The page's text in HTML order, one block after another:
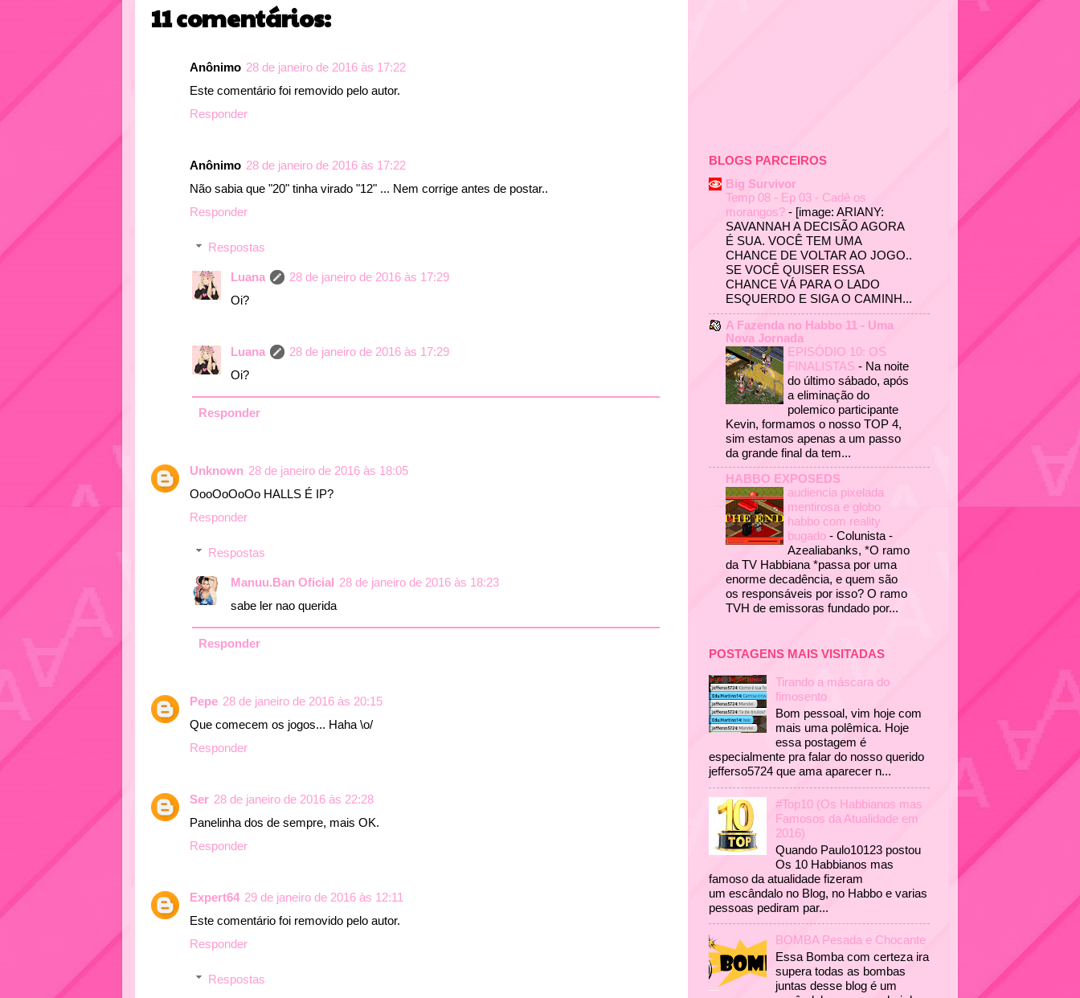
11 comentários:
Anônimo 28 de janeiro de 2016 às 17:22
Este comentário foi removido pelo autor.
Responder
Anônimo 28 de janeiro de 2016 às 17:22
Não sabia que "20" tinha virado "12" ... Nem corrige antes de postar..
Responder
Respostas
Luana
28 de janeiro de 2016 às 17:29
Oi?
Luana
28 de janeiro de 2016 às 17:29
Oi?
Responder
Unknown 28 de janeiro de 2016 às 18:05
OooOoOoOo HALLS É IP?
Responder
Respostas
Manuu.Ban Oficial 28 de janeiro de 2016 às 18:23
sabe ler nao querida
Responder
Pepe 28 de janeiro de 2016 às 20:15
Que comecem os jogos... Haha \o/
Responder
Ser 28 de janeiro de 2016 às 22:28
Panelinha dos de sempre, mais OK.
Responder
Expert64 29 de janeiro de 2016 às 12:11
Este comentário foi removido pelo autor.
Responder
Respostas
BLOGS PARCEIROS
Big Survivor
Temp 08 - Ep 03 - Cadê os
morangos? - [image: ARIANY:
SAVANNAH A DECISÃO AGORA
É SUA. VOCÊ TEM UMA
CHANCE DE VOLTAR AO JOGO..
SE VOCÊ QUISER ESSA
CHANCE VÁ PARA O LADO
ESQUERDO E SIGA O CAMINH...
A Fazenda no Habbo 11 - Uma
Nova Jornada
EPISÓDIO 10: OS
FINALISTAS - Na noite
do último sábado, após
a eliminação do
polemico participante
Kevin, formamos o nosso TOP 4,
sim estamos apenas a um passo
da grande final da tem...
HABBO EXPOSEDS
audiencia pixelada
mentirosa e globo
habbo com reality
bugado - Colunista -
Azealiabanks, *O ramo
da TV Habbiana *passa por uma
enorme decadência, e quem são
os responsáveis por isso? O ramo
TVH de emissoras fundado por...
POSTAGENS MAIS VISITADAS
Tirando a máscara do
fimosento
Bom pessoal, vim hoje com
mais uma polêmica. Hoje
essa postagem é
especialmente pra falar do nosso querido
jefferso5724 que ama aparecer n...
#Top10 (Os Habbianos mas
Famosos da Atualidade em
2016)
Quando Paulo10123 postou
Os 10 Habbianos mas
famoso da atualidade fizeram
um escândalo no Blog, no Habbo e varias
pessoas pediram par...
BOMBA Pesada e Chocante
Essa Bomba com certeza ira
supera todas as bombas
juntas desse blog é um